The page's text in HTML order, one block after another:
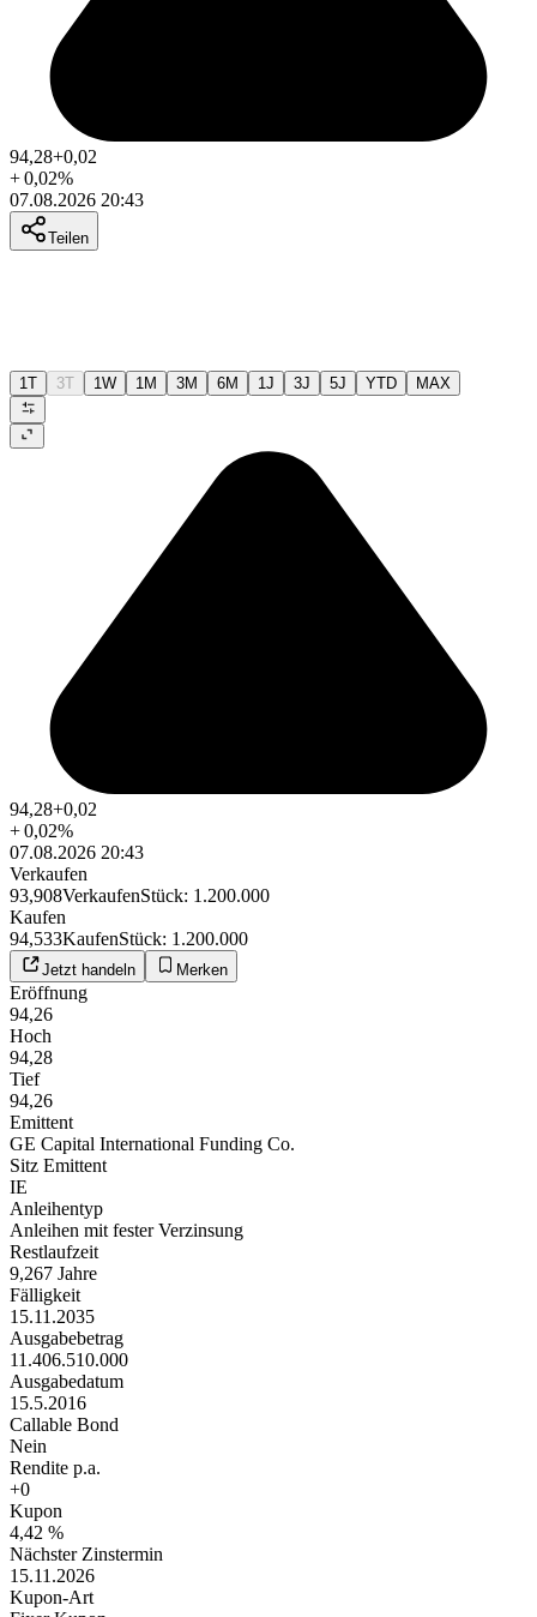
94,28+0,02
+0,02%
07.08.2026 20:43
Teilen
1T 3T 1W 1M 3M 6M 1J 3J 5J YTD MAX
94,28+0,02
+0,02%
07.08.2026 20:43
Verkaufen
93,908VerkaufenStück: 1.200.000
Kaufen
94,533KaufenStück: 1.200.000
Jetzt handeln Merken
Eröffnung
94,26
Hoch
94,28
Tief
94,26
Emittent
GE Capital International Funding Co.
Sitz Emittent
IE
Anleihentyp
Anleihen mit fester Verzinsung
Restlaufzeit
9,267 Jahre
Fälligkeit
15.11.2035
Ausgabebetrag
11.406.510.000
Ausgabedatum
15.5.2016
Callable Bond
Nein
Rendite p.a.
+0
Kupon
4,42 %
Nächster Zinstermin
15.11.2026
Kupon-Art